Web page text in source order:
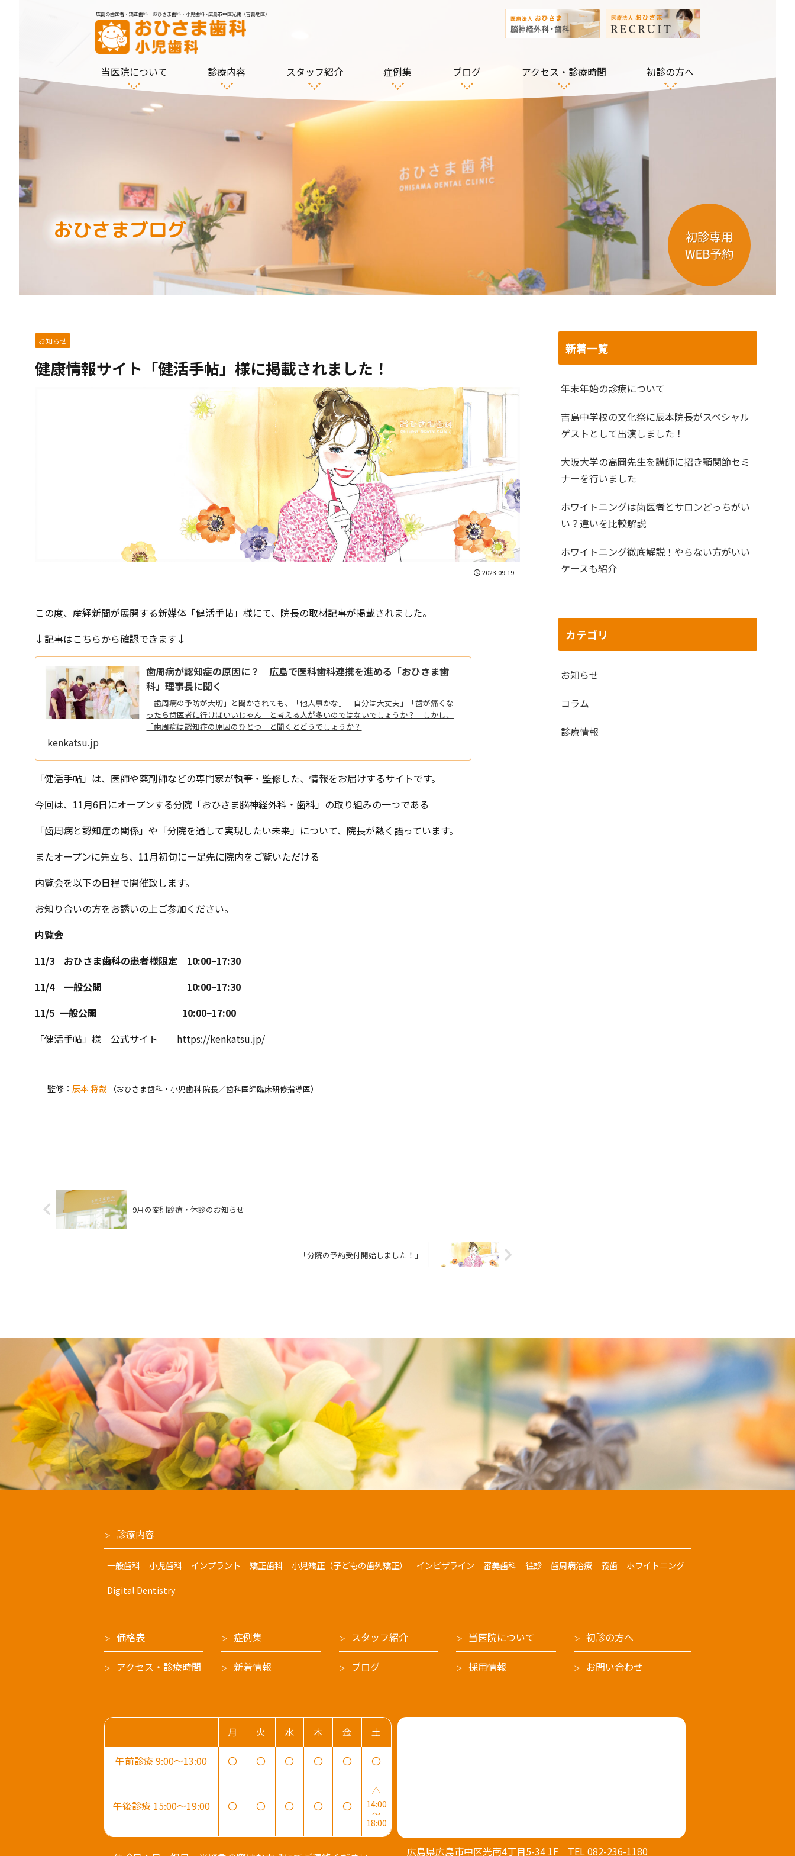
おひさまブログ
広島の歯医者・矯正歯科｜おひさま歯科・小児歯科 - 広島市中区光南（吉島地区）
当医院について 診療内容 スタッフ紹介 症例集 ブログ アクセス・診療時間 初診の方へ
お知らせ
健康情報サイト「健活手帖」様に掲載されました！
2023.09.19
この度、産経新聞が展開する新媒体「健活手帖」様にて、院長の取材記事が掲載されました。
↓記事はこちらから確認できます↓
歯周病が認知症の原因に？ 広島で医科歯科連携を進める「おひさま歯
科」理事長に聞く
「歯周病の予防が大切」と聞かされても、「他人事かな」「自分は大丈夫」「歯が痛くな
ったら歯医者に行けばいいじゃん」と考える人が多いのではないでしょうか？ しかし、
「歯周病は認知症の原因のひとつ」と聞くとどうでしょうか？
kenkatsu.jp
「健活手帖」は、医師や薬剤師などの専門家が執筆・監修した、情報をお届けするサイトです。
今回は、11月6日にオープンする分院「おひさま脳神経外科・歯科」の取り組みの一つである
「歯周病と認知症の関係」や「分院を通して実現したい未来」について、院長が熱く語っています。
またオープンに先立ち、11月初旬に一足先に院内をご覧いただける
内覧会を以下の日程で開催致します。
お知り合いの方をお誘いの上ご参加ください。
内覧会
11/3 おひさま歯科の患者様限定 10:00~17:30
11/4一般公開 10:00~17:30
11/5 一般公開 10:00~17:00
「健活手帖」様 公式サイト https://kenkatsu.jp/
監修： 辰本 将哉 （おひさま歯科・小児歯科 院長／歯科医師臨床研修指導医）
9月の変則診療・休診のお知らせ
「分院の予約受付開始しました！」
新着一覧
年末年始の診療について
吉島中学校の文化祭に辰本院長がスペシャル
ゲストとして出演しました！
大阪大学の高岡先生を講師に招き顎関節セミ
ナーを行いました
ホワイトニングは歯医者とサロンどっちがい
い？違いを比較解説
ホワイトニング徹底解説！やらない方がいい
ケースも紹介
カテゴリ
お知らせ
コラム
診療情報
診療内容
一般歯科 小児歯科 インプラント 矯正歯科 小児矯正（子どもの歯列矯正） インビザライン 審美歯科 往診 歯周病治療 義歯
ホワイトニング
Digital Dentistry
価格表 症例集 スタッフ紹介 当医院について 初診の方へ
アクセス・診療時間 新着情報 ブログ 採用情報 お問い合わせ
月 火 水 木 金 土
午前診療 9:00～13:00 〇 〇 〇 〇 〇 〇
午後診療 15:00～19:00 〇 〇 〇 〇 〇
△
14:00
～
18:00
広島県広島市中区光南4丁目5-34 1F TEL 082-236-1180